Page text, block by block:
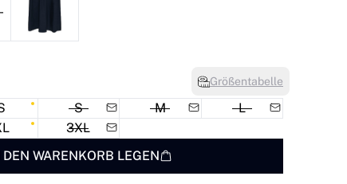
Größentabelle
S M
L
3XL
DEN WARENKORB LEGEN